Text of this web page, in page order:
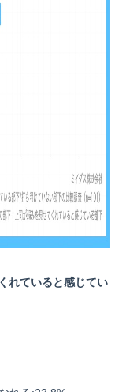
れていると感じてい